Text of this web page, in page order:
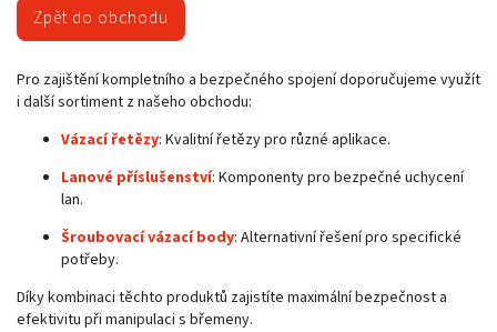
Zpět do obchodu
Pro zajištění kompletního a bezpečného spojení doporučujeme využít
i další sortiment z našeho obchodu:
Vázací řetězy: Kvalitní řetězy pro různé aplikace.
Lanové příslušenství: Komponenty pro bezpečné uchycení
lan.
Šroubovací vázací body: Alternativní řešení pro specifické
potřeby.
Díky kombinaci těchto produktů zajistíte maximální bezpečnost a
efektivitu při manipulaci s břemeny.